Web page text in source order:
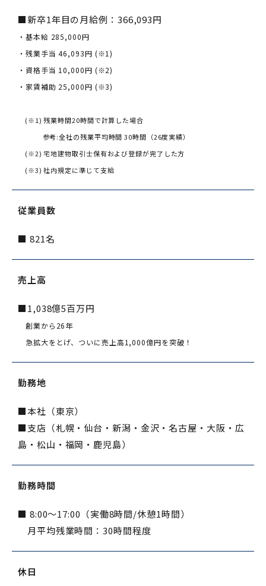
■新卒1年目の月給例：366,093円
・基本給 285,000円
・残業手当 46,093円 (※1)
・資格手当 10,000円 (※2)
・家賃補助 25,000円 (※3)
(※1) 残業時間20時間で計算した場合
参考:全社の残業平均時間 30時間（26度実績）
(※2) 宅地建物取引士保有および登録が完了した方
(※3) 社内規定に準じて支給
従業員数
■ 821名
売上高
■1,038億5百万円
創業から26年
急拡大をとげ、ついに売上高1,000億円を突破！
勤務地
■本社（東京）
■支店（札幌・仙台・新潟・金沢・名古屋・大阪・広
島・松山・福岡・鹿児島）
勤務時間
■ 8:00～17:00（実働8時間/休憩1時間）
月平均残業時間：30時間程度
休日